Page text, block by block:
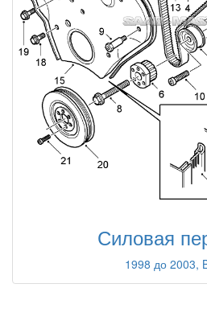
Силовая
1998 до 2003,